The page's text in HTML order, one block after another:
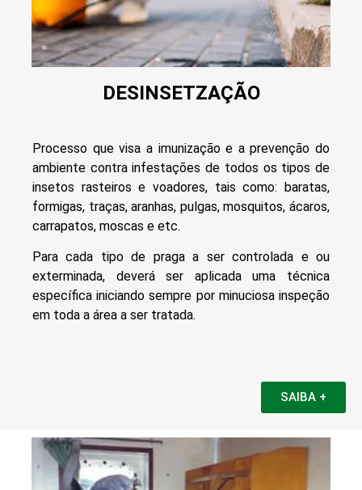
DESINSETZAÇÃO
Processo que visa a imunização e a prevenção do
ambiente contra infestações de todos os tipos de
insetos rasteiros e voadores, tais como: baratas,
formigas, traças, aranhas, pulgas, mosquitos, ácaros,
carrapatos, moscas e etc.
Para cada tipo de praga a ser controlada e ou
exterminada, deverá ser aplicada uma técnica
específica iniciando sempre por minuciosa inspeção
em toda a área a ser tratada.
SAIBA +